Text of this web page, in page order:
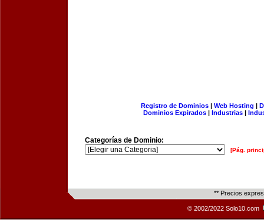
Registro de Dominios| Web Hosting |
Dominios Expirados | Industrias |
Categorías de Dominio:
[Pág.
** Precios
© 2002/2022 Solo10.com